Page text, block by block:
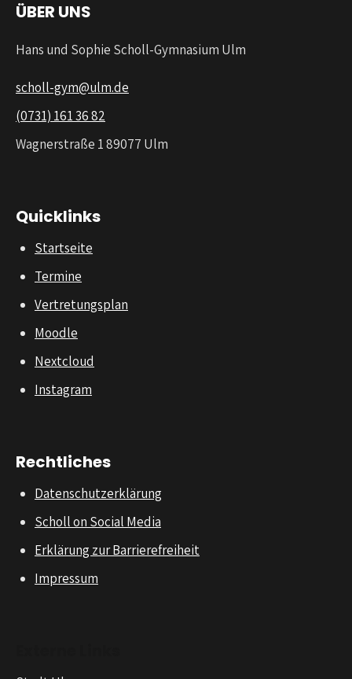
ÜBER UNS
Hans und Sophie Scholl-Gymnasium Ulm
scholl-gym@ulm.de
(0731) 161 36 82
Wagnerstraße 1 89077 Ulm
Quicklinks
Startseite
Termine
Vertretungsplan
Moodle
Nextcloud
Instagram
Rechtliches
Datenschutzerklärung
Scholl on Social Media
Erklärung zur Barrierefreiheit
Impressum